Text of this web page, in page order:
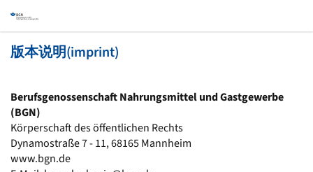
版本说明(imprint)
Berufsgenossenschaft Nahrungsmittel und Gastgewerbe
(BGN)
Körperschaft des öffentlichen Rechts
Dynamostraße 7 - 11, 68165 Mannheim
www.bgn.de